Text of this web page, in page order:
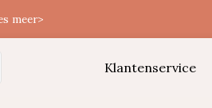
meer>
Klantenservice